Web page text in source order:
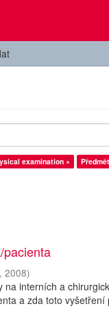
examination ×
,2008)
interních a
a zda toto